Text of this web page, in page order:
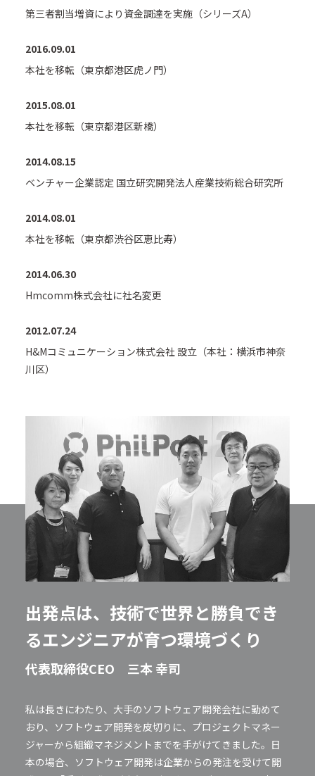
第三者割当増資により資金調達を実施（シリーズA）
2016.09.01
本社を移転（東京都港区虎ノ門）
2015.08.01
本社を移転（東京都港区新橋）
2014.08.15
ベンチャー企業認定 国立研究開発法人産業技術総合研究所
2014.08.01
本社を移転（東京都渋谷区恵比寿）
2014.06.30
Hmcomm株式会社に社名変更
2012.07.24
H&Mコミュニケーション株式会社 設立（本社：横浜市神奈
川区）
出発点は、技術で世界と勝負でき
るエンジニアが育つ環境づくり
代表取締役CEO 三本 幸司
私は長きにわたり、大手のソフトウェア開発会社に勤めて
おり、ソフトウェア開発を皮切りに、プロジェクトマネー
ジャーから組織マネジメントまでを手がけてきました。日
本の場合、ソフトウェア開発は企業からの発注を受けて開